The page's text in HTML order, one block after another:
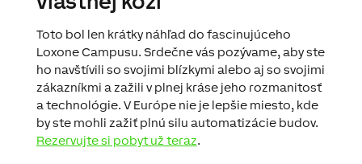
Toto bol len krátky náhľad do fascinujúceho
Loxone Campusu. Srdečne vás pozývame, aby ste
ho navštívili so svojimi blízkymi alebo aj so svojimi
zákazníkmi a zažili v plnej kráse jeho rozmanitosť
a technológie. V Európe nie je lepšie miesto, kde
by ste mohli zažiť plnú silu automatizácie budov.
Rezervujte si pobyt už teraz.